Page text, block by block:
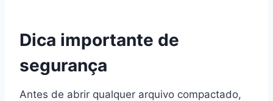
Dica importante de
segurança
Antes de abrir qualquer arquivo compactado,